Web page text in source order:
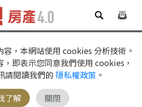
容，本網站使用 cookies 分析技術。
即表示您同意我們使用 cookies，
請閱讀我們的 隱私權政策 。
了解
關閉